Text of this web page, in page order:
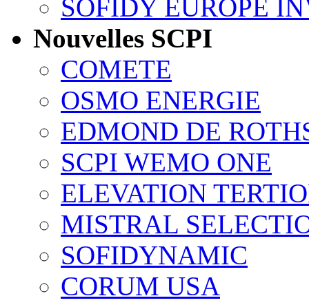
SOFIDY EUROPE
Nouvelles SCPI
COMETE
OSMO ENERGIE
EDMOND DE
SCPI WEMO ONE
ELEVATION
MISTRAL
SOFIDYNAMIC
CORUM USA